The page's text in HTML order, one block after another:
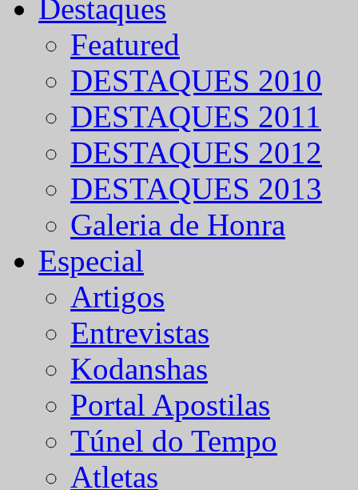
Destaques
Featured
DESTAQUES 2010
DESTAQUES 2011
DESTAQUES 2012
DESTAQUES 2013
Galeria de Honra
Especial
Artigos
Entrevistas
Kodanshas
Portal Apostilas
Túnel do Tempo
Atletas